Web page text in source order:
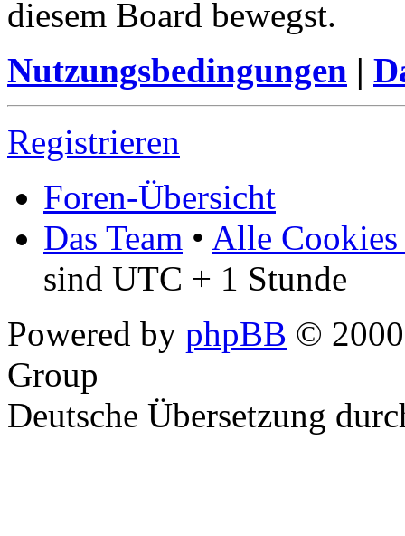
diesem Board bewegst.
Nutzungsbedingungen |
Registrieren
Foren-Übersicht
Das Team • Alle Cookies
sind UTC + 1 Stunde
Powered by phpBB ©
Group
Deutsche Übersetzung